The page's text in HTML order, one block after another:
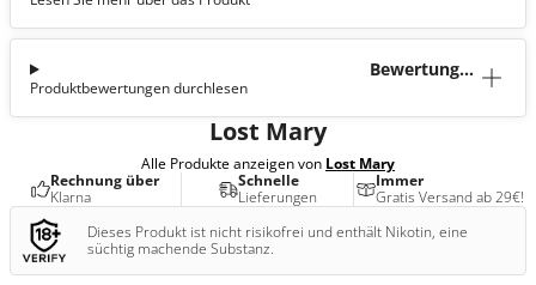
Bewertunge
Produktbewertungen durchlesen
Lost Mary
Alle Produkte anzeigen von Lost Mary
Rechnung über
Klarna
Schnelle
Lieferungen
Immer
Gratis Versand ab 29€!
Dieses Produkt ist nicht risikofrei und enthält Nikotin, eine
süchtig machende Substanz.